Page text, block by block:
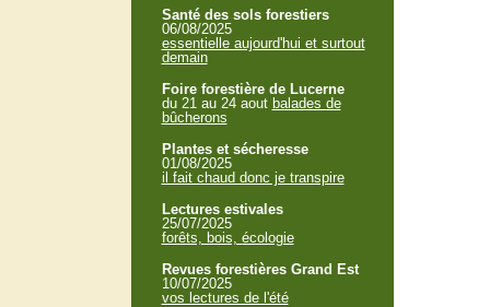
Santé des sols forestiers
06/08/2025
essentielle aujourd'hui et surtout
demain
Foire forestière de Lucerne
du 21 au 24 aout balades de
bûcherons
Plantes et sécheresse
01/08/2025
il fait chaud donc je transpire
Lectures estivales
25/07/2025
forêts, bois, écologie
Revues forestières Grand Est
10/07/2025
vos lectures de l'été